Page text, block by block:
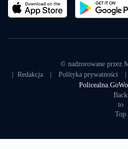
© nadzorowane przez
Redakcja| Polityka prywatności
Back
to
Top